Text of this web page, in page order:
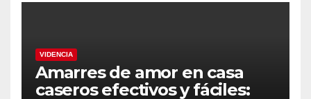
VIDENCIA
Amarres de amor en casa
caseros efectivos y fáciles: